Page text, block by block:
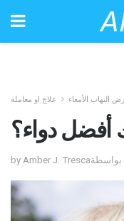
التهاب الأمعاء علاج او معاملة
دواء؟